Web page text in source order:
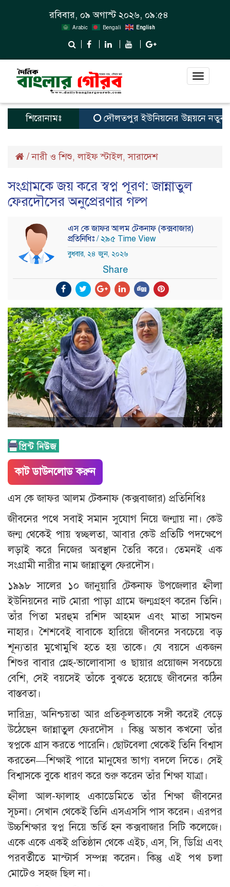
রবিবার, ০৯ অগাস্ট ২০২৬, ০৯:৫৪
Arabic Bengali English
Toggle
শিরোনামঃ দৌলতপুর ইউনিয়নের উন্নয়নে নতুন স্বপ্ন
/নারী ও শিশু,লাইফ স্টাইল,সারাদেশ
সংগ্রামকে জয় করে স্বপ্ন পূরণ: জান্নাতুল
ফেরদৌসের অনুপ্রেরণার গল্প
এস কে জাফর আলম টেকনাফ (কক্সবাজার)
প্রতিনিধিঃ / ২৯৫ Time View
বুধবার, ২৪ জুন, ২০২৬
Share
কাট ডাউনলোড করুন
এস কে জাফর আলম টেকনাফ (কক্সবাজার) প্রতিনিধিঃ
জীবনের পথে সবাই সমান সুযোগ নিয়ে জন্মায় না। কেউ
জন্ম থেকেই পায় স্বচ্ছলতা, আবার কেউ প্রতিটি পদক্ষেপে
লড়াই করে নিজের অবস্থান তৈরি করে। তেমনই এক
সংগ্রামী নারীর নাম জান্নাতুল ফেরদৌস।
১৯৯৮ সালের ১০ জানুয়ারি টেকনাফ উপজেলার হ্নীলা
ইউনিয়নের নাট মোরা পাড়া গ্রামে জন্মগ্রহণ করেন তিনি।
তাঁর পিতা মরহুম রশিদ আহমদ এবং মাতা সামশুন
নাহার। শৈশবেই বাবাকে হারিয়ে জীবনের সবচেয়ে বড়
শূন্যতার মুখোমুখি হতে হয় তাকে। যে বয়সে একজন
শিশুর বাবার স্নেহ-ভালোবাসা ও ছায়ার প্রয়োজন সবচেয়ে
বেশি, সেই বয়সেই তাঁকে বুঝতে হয়েছে জীবনের কঠিন
বাস্তবতা।
দারিদ্র্য, অনিশ্চয়তা আর প্রতিকূলতাকে সঙ্গী করেই বেড়ে
উঠেছেন জান্নাতুল ফেরদৌস । কিন্তু অভাব কখনো তাঁর
স্বপ্নকে গ্রাস করতে পারেনি। ছোটবেলা থেকেই তিনি বিশ্বাস
করতেন—শিক্ষাই পারে মানুষের ভাগ্য বদলে দিতে। সেই
বিশ্বাসকে বুকে ধারণ করে শুরু করেন তাঁর শিক্ষা যাত্রা।
হ্নীলা আল-ফালাহ একাডেমিতে তাঁর শিক্ষা জীবনের
সূচনা। সেখান থেকেই তিনি এসএসসি পাস করেন। এরপর
উচ্চশিক্ষার স্বপ্ন নিয়ে ভর্তি হন কক্সবাজার সিটি কলেজে।
একে একে একই প্রতিষ্ঠান থেকে এইচ, এস, সি, ডিগ্রি এবং
পরবর্তীতে মাস্টার্স সম্পন্ন করেন। কিন্তু এই পথ চলা
মোটেও সহজ ছিল না।